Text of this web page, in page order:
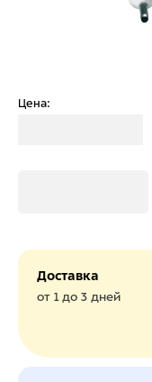
Цена:
Доставка
от 1 до 3 дней